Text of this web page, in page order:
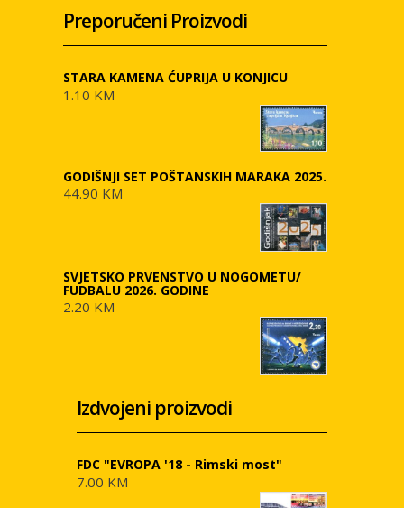
Preporučeni Proizvodi
STARA KAMENA ĆUPRIJA U KONJICU
1.10 KM
GODIŠNJI SET POŠTANSKIH MARAKA 2025.
44.90 KM
SVJETSKO PRVENSTVO U NOGOMETU/
FUDBALU 2026. GODINE
2.20 KM
Izdvojeni proizvodi
FDC "EVROPA '18 - Rimski most"
7.00 KM